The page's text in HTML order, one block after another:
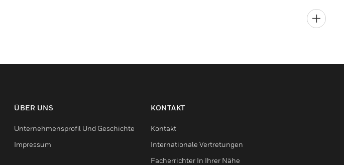
ÜBER UNS
Unternehmensprofil Und Geschichte
Impressum
KONTAKT
Kontakt
Internationale Vertretungen
Facherrichter In Ihrer Nähe